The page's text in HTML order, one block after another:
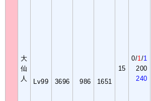
大
仙
人
15
0/1 /1
200
240
Lv99 3696 986 1651